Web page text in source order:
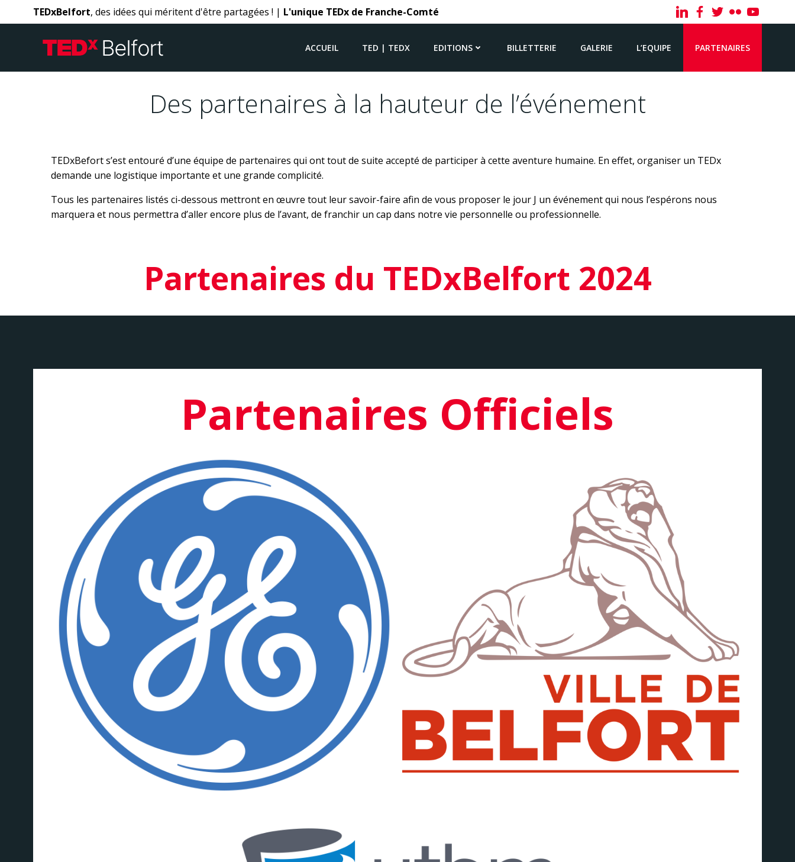
au
TEDxBelfort, des idées qui méritent d'être partagées ! | L'unique TEDx de Franche-Comté
ACCUEIL TED | TEDX EDITIONS BILLETTERIE GALERIE L’EQUIPE PARTENAIRES
Des partenaires à la hauteur de l’événement
TEDxBefort s’est entouré d’une équipe de partenaires qui ont tout de suite accepté de participer à cette aventure humaine. En effet, organiser un TEDx
demande une logistique importante et une grande complicité.
Tous les partenaires listés ci-dessous mettront en œuvre tout leur savoir-faire afin de vous proposer le jour J un événement qui nous l’espérons nous
marquera et nous permettra d’aller encore plus de l’avant, de franchir un cap dans notre vie personnelle ou professionnelle.
Partenaires du TEDxBelfort 2024
Partenaires Officiels